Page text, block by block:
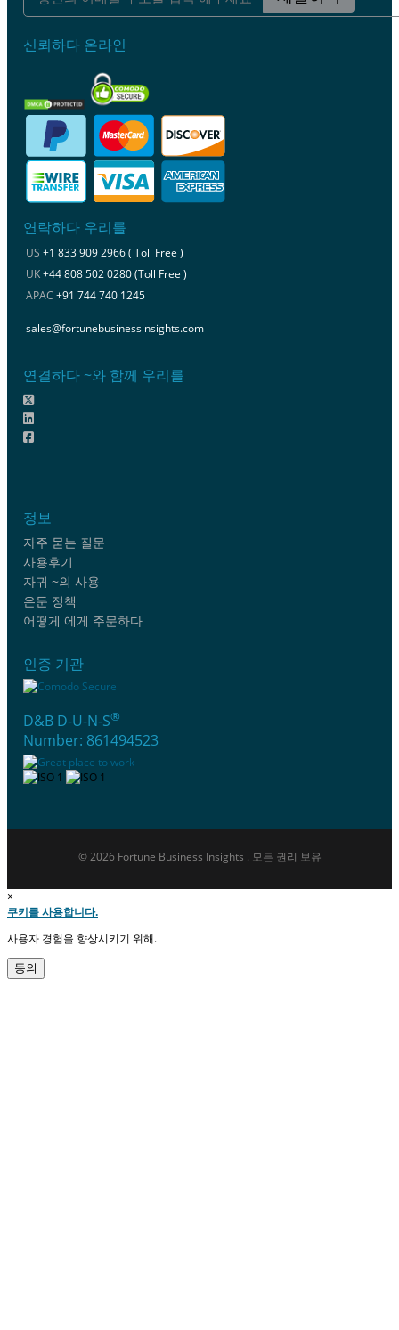
신뢰하다 온라인
연락하다 우리를
US +1 833 909 2966 ( Toll Free )
UK+44 808 502 0280 (Toll Free )
APAC +91 744 740 1245
sales@fortunebusinessinsights.com
연결하다 ~와 함께 우리를
정보
자주 묻는 질문
사용후기
자귀 ~의 사용
은둔 정책
어떻게 에게 주문하다
인증 기관
D&B D-U-N-S®
Number: 861494523
© 2026 Fortune Business Insights . 모든 권리 보유
×
쿠키를 사용합니다.
사용자 경험을 향상시키기 위해.
동의